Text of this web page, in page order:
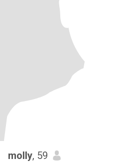
molly, 59